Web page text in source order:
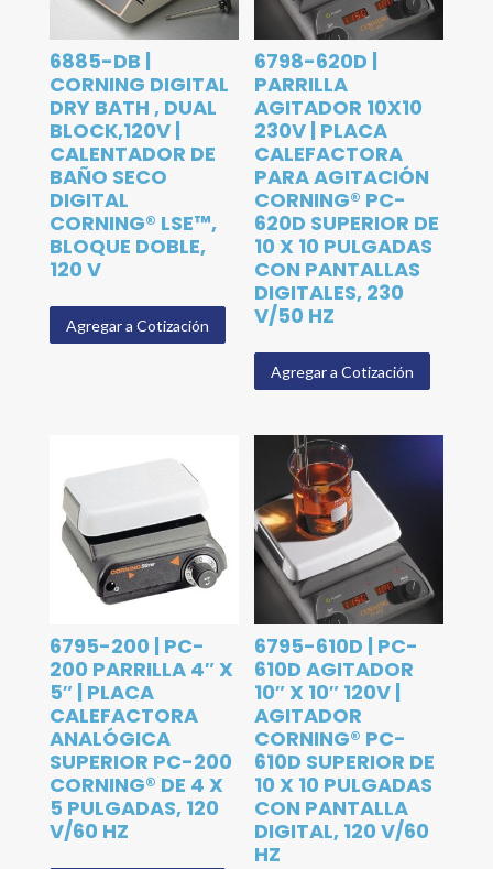
6885-DB |
CORNING DIGITAL
DRY BATH , DUAL
BLOCK,120V |
CALENTADOR DE
BAÑO SECO
DIGITAL
CORNING® LSE™,
BLOQUE DOBLE,
120 V
Agregar a Cotización
6798-620D |
PARRILLA
AGITADOR 10X10
230V | PLACA
CALEFACTORA
PARA AGITACIÓN
CORNING® PC-
620D SUPERIOR DE
10 X 10 PULGADAS
CON PANTALLAS
DIGITALES, 230
V/50 HZ
Agregar a Cotización
6795-200 | PC-
200 PARRILLA 4″ X
5″ | PLACA
CALEFACTORA
ANALÓGICA
SUPERIOR PC-200
CORNING® DE 4 X
5 PULGADAS, 120
V/60 HZ
6795-610D | PC-
610D AGITADOR
10″ X 10″ 120V |
AGITADOR
CORNING® PC-
610D SUPERIOR DE
10 X 10 PULGADAS
CON PANTALLA
DIGITAL, 120 V/60
HZ